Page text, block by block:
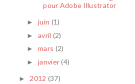
pour Adobe Illustrator
►juin (1)
►avril (2)
►mars (2)
►janvier(4)
► 2012 (37)